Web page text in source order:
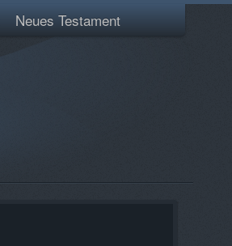
Neues Testament